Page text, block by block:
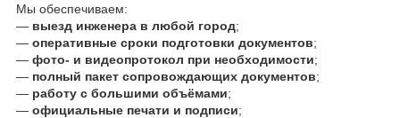
Мы обеспечиваем:
— выезд инженера в любой город;
— оперативные сроки подготовки документов;
— фото- и видеопротокол при необходимости;
— полный пакет сопровождающих документов;
— работу с большими объёмами;
— официальные печати и подписи;